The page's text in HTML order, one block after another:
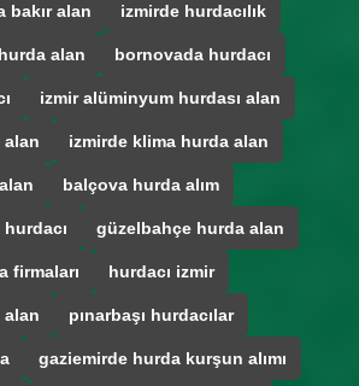
bakır alan izmirde hurdacılık
alan bornovada hurdacı
izmir alüminyum hurdası alan
alan izmirde klima hurda alan
balçova hurda alım
güzelbahçe hurda alan
firmaları hurdacı izmir
alan pınarbaşı hurdacılar
gaziemirde hurda kurşun alımı